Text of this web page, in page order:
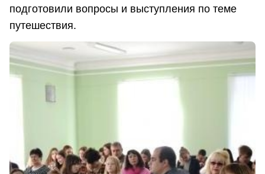
подготовили вопросы и выступления по теме
путешествия.